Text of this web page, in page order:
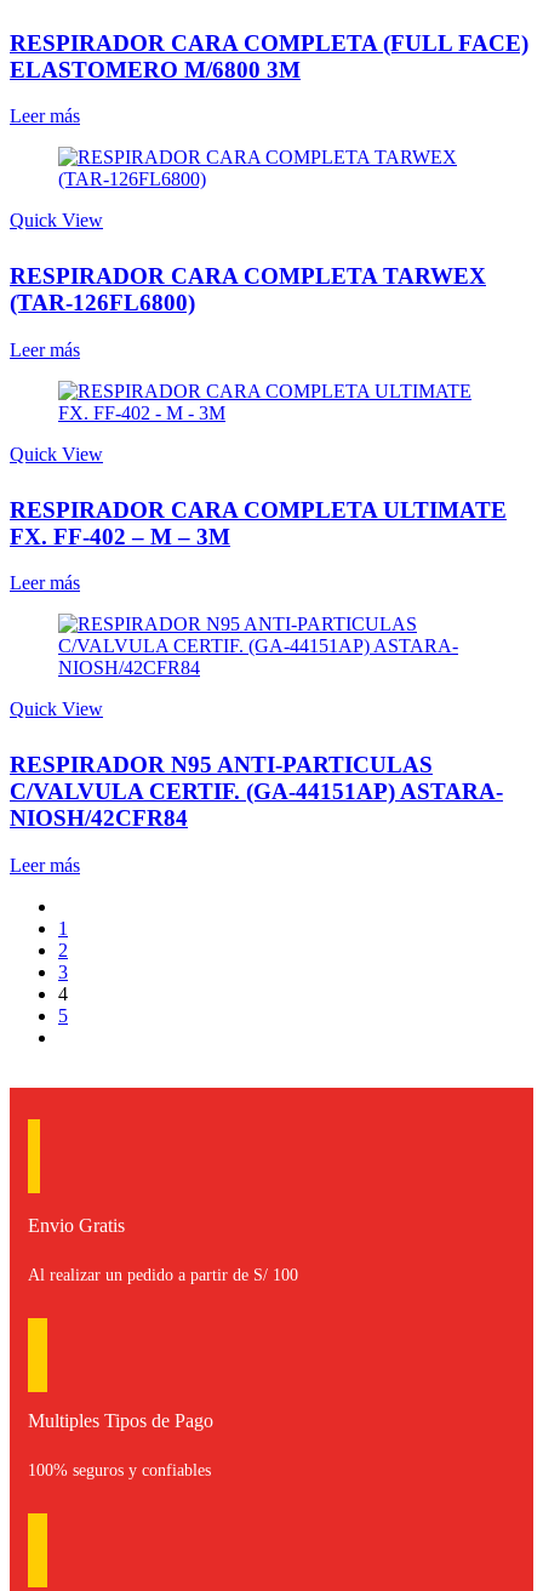
RESPIRADOR CARA COMPLETA (FULL FACE)
ELASTOMERO M/6800 3M
Leer más
Quick View
RESPIRADOR CARA COMPLETA TARWEX
(TAR-126FL6800)
Leer más
Quick View
RESPIRADOR CARA COMPLETA ULTIMATE
FX. FF-402 – M – 3M
Leer más
Quick View
RESPIRADOR N95 ANTI-PARTICULAS
C/VALVULA CERTIF. (GA-44151AP) ASTARA-
NIOSH/42CFR84
Leer más
1
2
3
4
5
Envio Gratis
Al realizar un pedido a partir de S/ 100
Multiples Tipos de Pago
100% seguros y confiables